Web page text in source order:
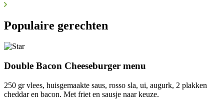
Populaire gerechten
Double Bacon Cheeseburger menu
250 gr vlees, huisgemaakte saus, rosso sla, ui, augurk, 2 plakken
cheddar en bacon. Met friet en sausje naar keuze.